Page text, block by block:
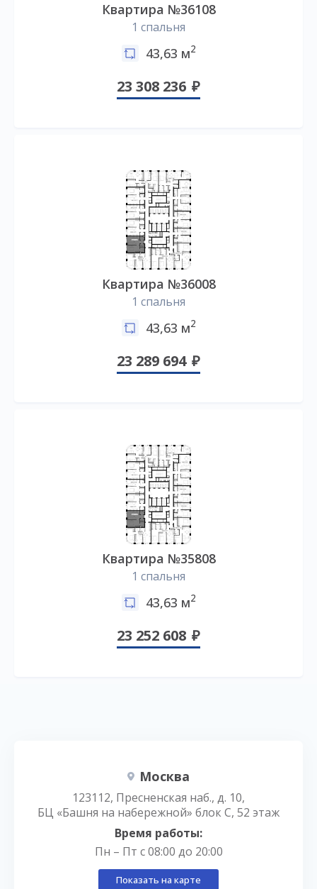
Квартира №36108
1 спальня
43,63 м2
23 308 236
Квартира №36008
1 спальня
43,63 м2
23 289 694
Квартира №35808
1 спальня
43,63 м2
23 252 608
Москва
123112, Пресненская наб., д. 10,
БЦ «Башня на набережной» блок С, 52 этаж
Время работы:
Пн – Пт с 08:00 до 20:00
Показать на карте